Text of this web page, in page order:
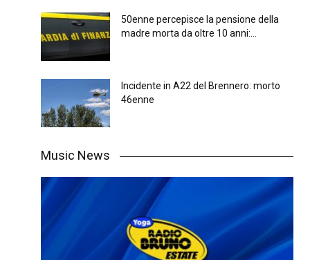
50enne percepisce la pensione della
madre morta da oltre 10 anni:...
Incidente in A22 del Brennero: morto
46enne
Music News